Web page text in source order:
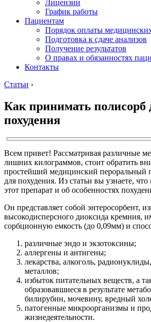
Лицензии
График работы
Пациентам
Порядок оплаты
Подготовка к сдаче анализов
Получение результатов
О правах и обязанностях
Контакты
Статьи ›
Как принимать полисорб
похудения
Всем привет! Рассматривая различные
лишних килограммов, стоит обратить
простейший медицинский пероральный
для похудения. Из статьи вы узнаете, что
этот препарат и об особенностях
Он представляет собой энтеросорбент,
высокодисперсного диоксида
сорбционную емкость (до 0,09мм) и
различные эндо и экзотоксины;
аллергены и антигены;
лекарства, алкоголь,
металлов;
избыток питательных веществ, а
образовавшиеся в результате
билирубин, мочевину, вредный
патогенные микроорганизмы и
жизнедеятельности.